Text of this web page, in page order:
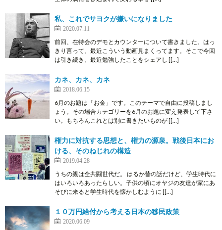
私、これでサヨクが嫌いになりました
2020.07.11
前回、在特会のデモとカウンターについて書きました。はっ
きり言って、最近こういう動画見まくってます。そこで今回
は引き続き、最近勉強したことをシェアし [[…]
カネ、カネ、カネ
2018.06.15
6月のお題は「お金」です。このテーマで自由に投稿しまし
ょう。その場合カテゴリーを6月のお題に変え発表して下さ
い。もちろんこれとは別に書きたいものが [[…]
権力に対抗する思想と、権力の源泉。戦後日本にお
ける、そのねじれの構造
2019.04.28
うちの親は全共闘世代だ。 はるか昔の話だけど、学生時代に
はいろいろあったらしい。子供の頃にオヤジの友達が家にあ
そびに来ると学生時代を懐かしむように [[…]
１０万円給付から考える日本の移民政策
2020.06.09